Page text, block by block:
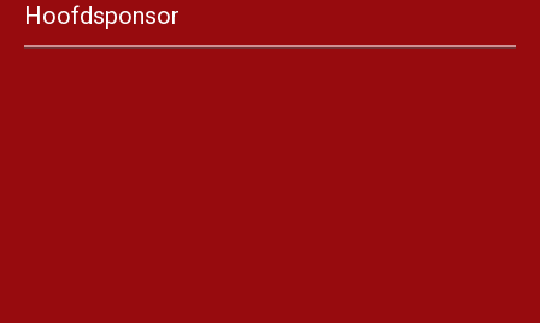
Hoofdsponsor